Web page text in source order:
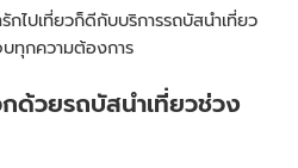
กไปเที่ยวก็ดีกับบริการรถบัสนำเที่ยว
ทุกความต้องการ
กด้วยรถบัสนำเที่ยวช่วง